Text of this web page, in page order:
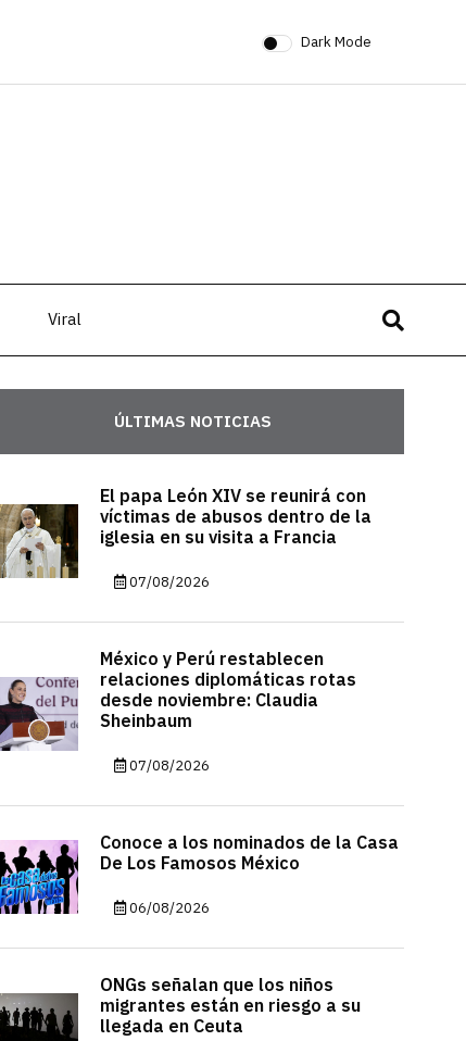
Dark Mode
Viral
ÚLTIMAS NOTICIAS
El papa León XIV se reunirá con
víctimas de abusos dentro de la
iglesia en su visita a Francia
07/08/2026
México y Perú restablecen
relaciones diplomáticas rotas
desde noviembre: Claudia
Sheinbaum
07/08/2026
Conoce a los nominados de la Casa
De Los Famosos México
06/08/2026
ONGs señalan que los niños
migrantes están en riesgo a su
llegada en Ceuta